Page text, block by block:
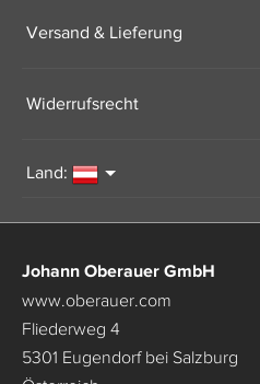
Versand & Lieferung
Widerrufsrecht
Land:
Johann Oberauer GmbH
www.oberauer.com
Fliederweg 4
5301 Eugendorf bei Salzburg